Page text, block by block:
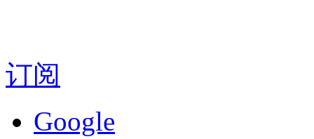
订阅
Google